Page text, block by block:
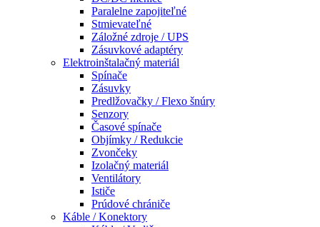
Paralelne zapojiteľné
Stmievateľné
Záložné zdroje / UPS
Zásuvkové adaptéry
Elektroinštalačný materiál
Spínače
Zásuvky
Predlžovačky / Flexo šnúry
Senzory
Časové spínače
Objímky / Redukcie
Zvončeky
Izolačný materiál
Ventilátory
Ističe
Prúdové chrániče
Káble / Konektory